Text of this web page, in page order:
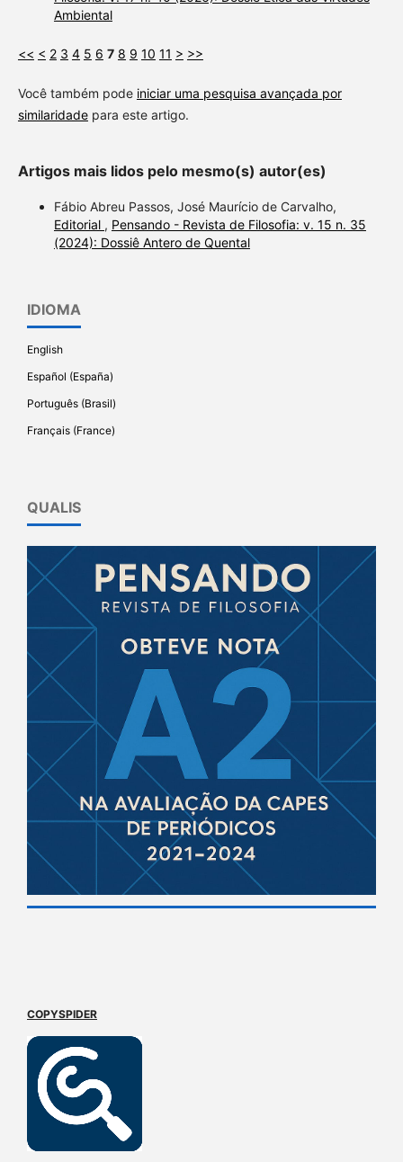
Ambiental
<< < 2 3 4 5 6 7 8 9 10 11 > >>
Você também pode iniciar uma pesquisa avançada por
similaridadepara este artigo.
Artigos mais lidos pelo mesmo(s) autor(es)
Fábio Abreu Passos, José Maurício de Carvalho,
Editorial , Pensando - Revista de Filosofia: v. 15 n. 35
(2024): Dossiê Antero de Quental
IDIOMA
English
Español (España)
Português (Brasil)
Français (France)
QUALIS
COPYSPIDER